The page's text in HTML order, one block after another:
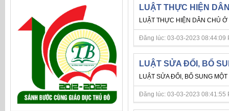
LUẬT THỰC HIỆN
LUẬT THỰC HIỆN DÂN CHỦ
Đăng lúc: 03-03-2023 08:44:09
LUẬT SỬA ĐỔI, BỔ
LUẬT SỬA ĐỔI, BỔ SUNG
Đăng lúc: 03-03-2023 08:41:55